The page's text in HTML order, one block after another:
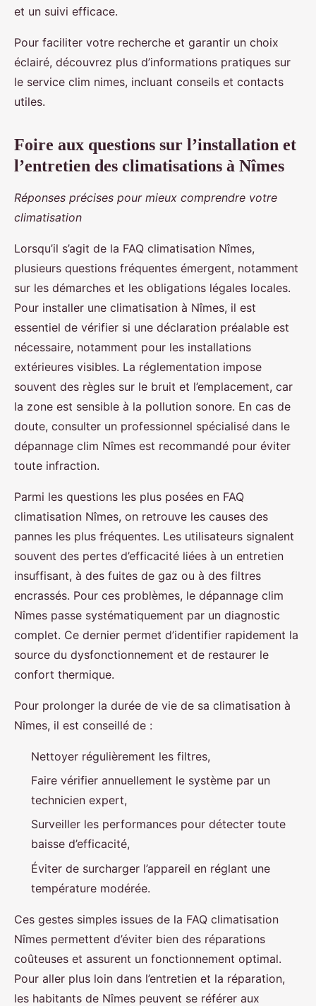
et un suivi efficace.
Pour faciliter votre recherche et garantir un choix
éclairé, découvrez plus d’informations pratiques sur
le service clim nimes, incluant conseils et contacts
utiles.
Foire aux questions sur l’installation et
l’entretien des climatisations à Nîmes
Réponses précises pour mieux comprendre votre
climatisation
Lorsqu’il s’agit de la FAQ climatisation Nîmes,
plusieurs questions fréquentes émergent, notamment
sur les démarches et les obligations légales locales.
Pour installer une climatisation à Nîmes, il est
essentiel de vérifier si une déclaration préalable est
nécessaire, notamment pour les installations
extérieures visibles. La réglementation impose
souvent des règles sur le bruit et l’emplacement, car
la zone est sensible à la pollution sonore. En cas de
doute, consulter un professionnel spécialisé dans le
dépannage clim Nîmes est recommandé pour éviter
toute infraction.
Parmi les questions les plus posées en FAQ
climatisation Nîmes, on retrouve les causes des
pannes les plus fréquentes. Les utilisateurs signalent
souvent des pertes d’efficacité liées à un entretien
insuffisant, à des fuites de gaz ou à des filtres
encrassés. Pour ces problèmes, le dépannage clim
Nîmes passe systématiquement par un diagnostic
complet. Ce dernier permet d’identifier rapidement la
source du dysfonctionnement et de restaurer le
confort thermique.
Pour prolonger la durée de vie de sa climatisation à
Nîmes, il est conseillé de :
Nettoyer régulièrement les filtres,
Faire vérifier annuellement le système par un
technicien expert,
Surveiller les performances pour détecter toute
baisse d’efficacité,
Éviter de surcharger l’appareil en réglant une
température modérée.
Ces gestes simples issues de la FAQ climatisation
Nîmes permettent d’éviter bien des réparations
coûteuses et assurent un fonctionnement optimal.
Pour aller plus loin dans l’entretien et la réparation,
les habitants de Nîmes peuvent se référer aux